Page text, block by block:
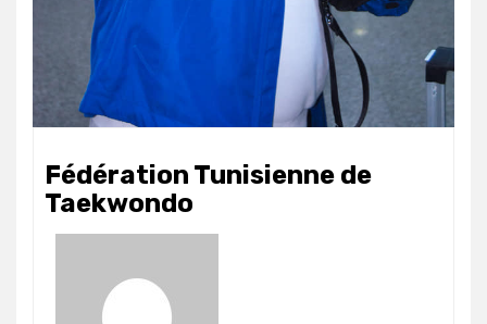
Fédération Tunisienne de
Taekwondo